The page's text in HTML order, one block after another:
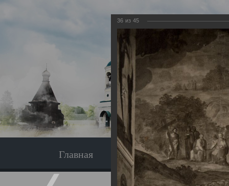
Главная Экскурсия
36 из 45